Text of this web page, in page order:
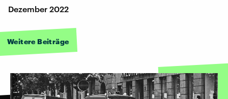
Dezember 2022
Weitere Beiträge